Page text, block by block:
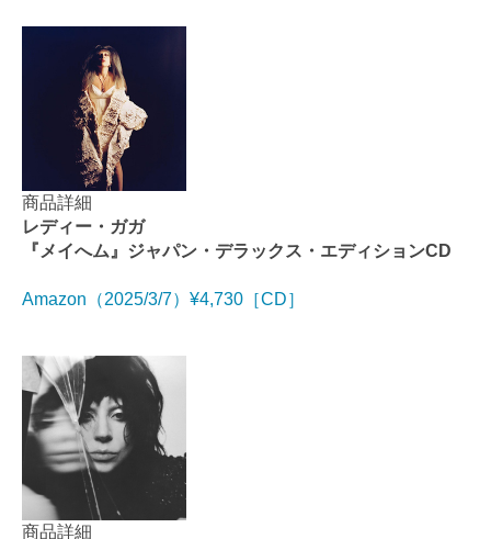
商品詳細
レディー・ガガ
『メイへム』ジャパン・デラックス・エディションCD
Amazon（2025/3/7）¥4,730［CD］
商品詳細